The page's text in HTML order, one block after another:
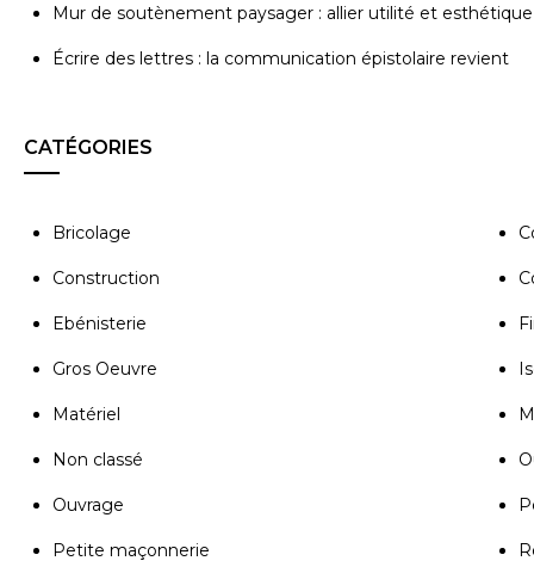
Mur de soutènement paysager : allier utilité et esthétique
Écrire des lettres : la communication épistolaire revient
CATÉGORIES
Bricolage
Construction
Ebénisterie
Gros Oeuvre
Matériel
Non classé
Ouvrage
Petite maçonnerie